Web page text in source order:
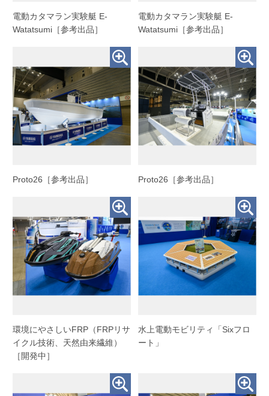
電動カタマラン実験艇 E-
Watatsumi［参考出品］
電動カタマラン実験艇 E-
Watatsumi［参考出品］
Proto26［参考出品］ Proto26［参考出品］
環境にやさしいFRP（FRPリサ
イクル技術、天然由来繊維）
［開発中］
水上電動モビリティ「Sixフロ
ート」